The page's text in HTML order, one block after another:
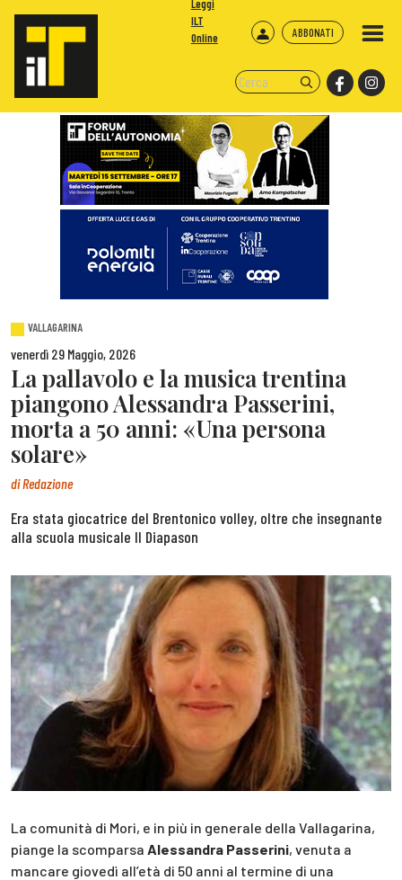
ABBONATI
Leggi
ILT
Online
VALLAGARINA
venerdì 29 Maggio, 2026
La pallavolo e la musica trentina
piangono Alessandra Passerini,
morta a 50 anni: «Una persona
solare»
diRedazione
Era stata giocatrice del Brentonico volley, oltre che insegnante
alla scuola musicale Il Diapason
La comunità di Mori, e in più in generale della Vallagarina,
piange la scomparsa Alessandra Passerini, venuta a
mancare giovedì all’età di 50 anni al termine di una